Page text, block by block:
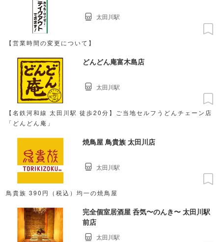
【営業時間の変更について】
太田川駅
どんどん庵富木島店
【名鉄河和線 太田川駅 徒歩20分】ご当地セルフうどんチェーン店
「どんどん庵」
太田川駅
焼鳥屋 鳥貴族 太田川店
鳥貴族 390円（税込）均一の焼鳥屋
太田川駅
完全個室居酒屋 呑気〜のんき〜 太田川駅
前店
太田川駅